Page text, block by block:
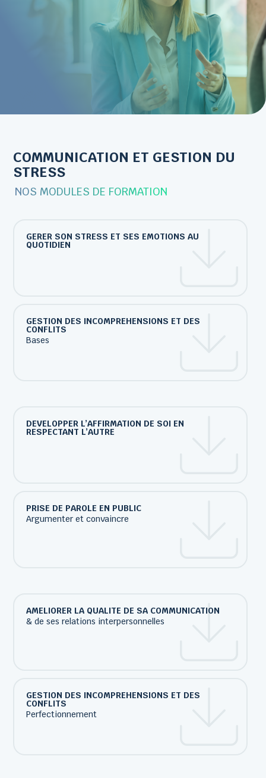
COMMUNICATION ET GESTION DU
STRESS
NOS MODULES DE FORMATION
GERER SON STRESS ET SES EMOTIONS AU
QUOTIDIEN
GESTION DES INCOMPREHENSIONS ET DES
CONFLITS
Bases
DEVELOPPER L’AFFIRMATION DE SOI EN
RESPECTANT L’AUTRE
PRISE DE PAROLE EN PUBLIC
Argumenter et convaincre
AMELIORER LA QUALITE DE SA COMMUNICATION
& de ses relations interpersonnelles
GESTION DES INCOMPREHENSIONS ET DES
CONFLITS
Perfectionnement